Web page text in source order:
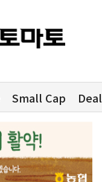
Small Cap Deal